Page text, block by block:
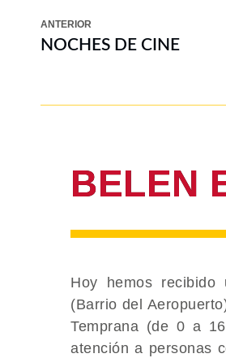
ANTERIOR
NOCHES DE CINE
BELEN
Hoy hemos
(Barrio del
Temprana (de 0 a
atención a personas